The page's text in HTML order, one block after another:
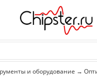
название
и оборудование →